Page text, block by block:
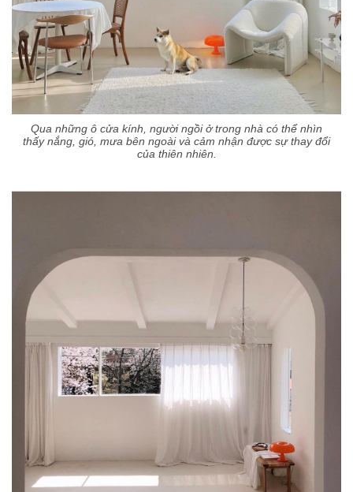
Qua những ô cửa kính, người ngồi ở trong nhà có thể nhìn
thấy nắng, gió, mưa bên ngoài và cảm nhận được sự thay đổi
của thiên nhiên.